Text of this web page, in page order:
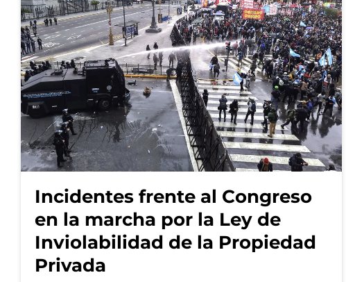
Incidentes frente al Congreso
en la marcha por la Ley de
Inviolabilidad de la Propiedad
Privada